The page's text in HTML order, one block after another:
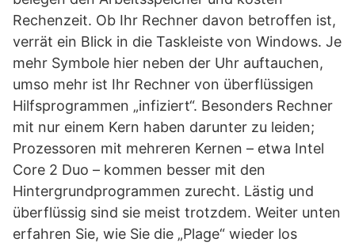
Rechenzeit. Ob Ihr Rechner davon betroffen ist,
verrät ein Blick in die Taskleiste von Windows. Je
mehr Symbole hier neben der Uhr auftauchen,
umso mehr ist Ihr Rechner von überflüssigen
Hilfsprogrammen „infiziert“. Besonders Rechner
mit nur einem Kern haben darunter zu leiden;
Prozessoren mit mehreren Kernen – etwa Intel
Core 2 Duo – kommen besser mit den
Hintergrundprogrammen zurecht. Lästig und
überflüssig sind sie meist trotzdem. Weiter unten
erfahren Sie, wie Sie die „Plage“ wieder los